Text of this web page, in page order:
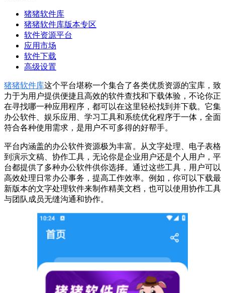
猪猪软件库
猪猪软件库版本专区
软件资源平台
应用市场
软件下载
高级设置
猪猪软件库这个平台堪称一个集合了各类优质资源的宝库，致
力于为用户提供便捷且高效的软件查找和下载体验，不论你正
在寻找哪一种应用程序，都可以在这里轻松找到并下载。它集
办公软件、娱乐应用、学习工具和系统优化程序于一体，全面
符合各种使用需求，是用户不可多得的好帮手。
平台内涵盖的办公软件资源极为丰富。从文字处理、电子表格
到演示文稿、协作工具，无论你是企业用户还是个人用户，平
台都提供了多种办公软件供你选择。通过这些工具，用户可以
高效处理日常办公事务，提高工作效率。例如，你可以下载最
新版本的文字处理软件来制作精美文档，也可以使用协作工具
与团队成员无缝沟通和协作。